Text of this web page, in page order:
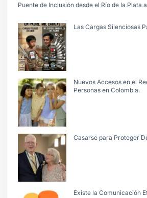
Puente de Inclusión desde el Río de la Plata
Las Cargas Silenciosas
Nuevos Accesos en el
Personas en Colombia.
Casarse para Proteger
Existe la Comunicación